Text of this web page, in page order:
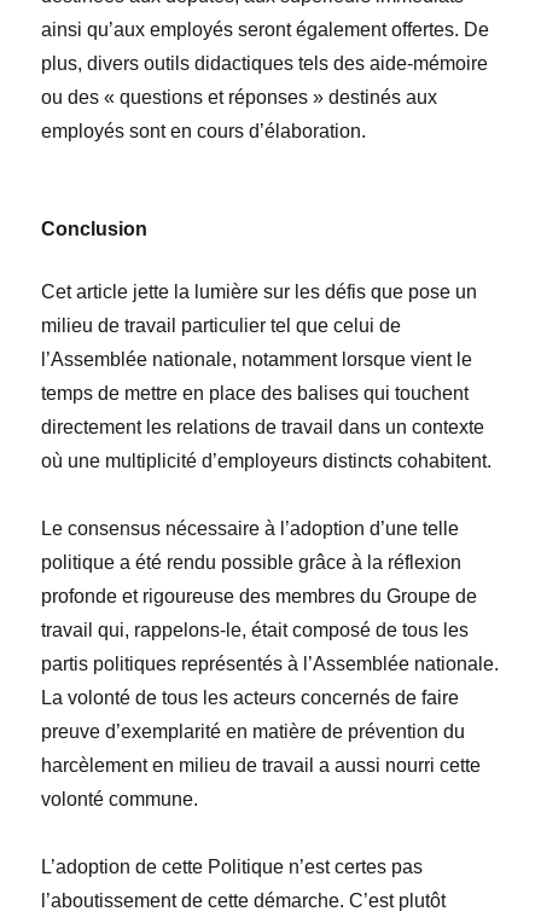
ainsi qu’aux employés seront également offertes. De
plus, divers outils didactiques tels des aide-mémoire
ou des « questions et réponses » destinés aux
employés sont en cours d’élaboration.
Conclusion
Cet article jette la lumière sur les défis que pose un
milieu de travail particulier tel que celui de
l’Assemblée nationale, notamment lorsque vient le
temps de mettre en place des balises qui touchent
directement les relations de travail dans un contexte
où une multiplicité d’employeurs distincts cohabitent.
Le consensus nécessaire à l’adoption d’une telle
politique a été rendu possible grâce à la réflexion
profonde et rigoureuse des membres du Groupe de
travail qui, rappelons-le, était composé de tous les
partis politiques représentés à l’Assemblée nationale.
La volonté de tous les acteurs concernés de faire
preuve d’exemplarité en matière de prévention du
harcèlement en milieu de travail a aussi nourri cette
volonté commune.
L’adoption de cette Politique n’est certes pas
l’aboutissement de cette démarche. C’est plutôt